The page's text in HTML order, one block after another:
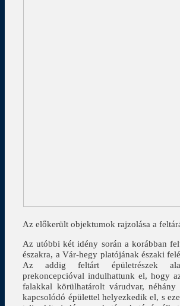
Az előkerült objektumok rajzolása a
Az utóbbi két idény során a korábban
északra, a Vár-hegy platójának északi
Az addig feltárt épületrészek
prekoncepcióval indulhattunk el, hogy
falakkal körülhatárolt várudvar,
kapcsolódó épülettel helyezkedik el, s